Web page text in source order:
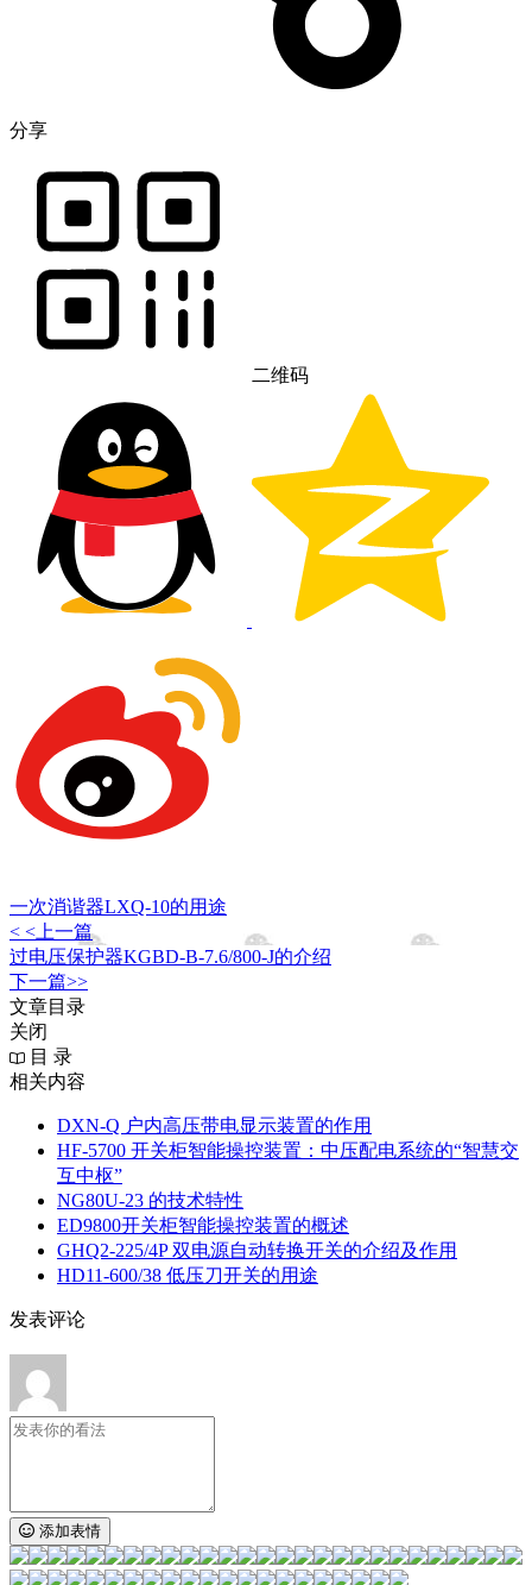
分享
二维码
一次消谐器LXQ-10的用途
< <上一篇
过电压保护器KGBD-B-7.6/800-J的介绍
下一篇>>
文章目录
关闭
目 录
相关内容
DXN‑Q 户内高压带电显示装置的作用
HF-5700 开关柜智能操控装置：中压配电系统的“智慧交
互中枢”
NG80U-23 的技术特性
ED9800开关柜智能操控装置的概述
GHQ2-225/4P 双电源自动转换开关的介绍及作用
HD11-600/38 低压刀开关的用途
发表评论
添加表情